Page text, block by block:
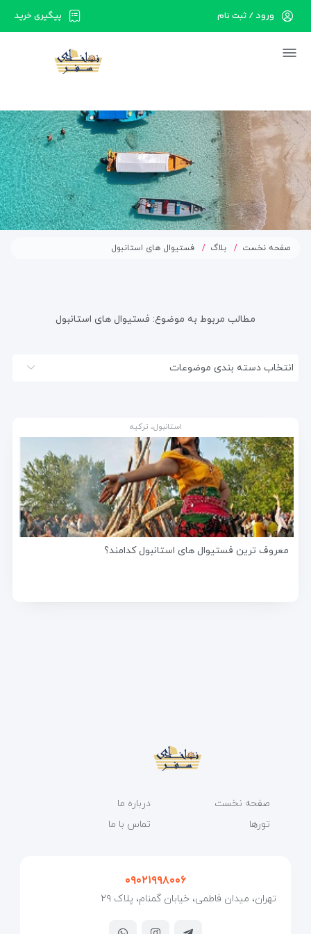
در حال حاضر ارتباط با سرور قطع می باشد لطفا
پیگیری خرید ورود / ثبت نام
صفحه نخست بلاگ فستیوال های استانبول
مطالب مربوط به موضوع: فستیوال های استانبول
انتخاب دسته بندی موضوعات
استانبول، ترکیه
معروف ترین فستیوال های استانبول کدامند؟
صفحه نخست
تورها
درباره ما
تماس با ما
۰۹۰۲۱۹۹۸۰۰۶
تهران، میدان فاطمی، خیابان گمنام، پلاک ۲۹